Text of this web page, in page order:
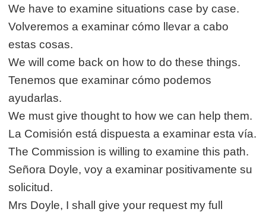
We have to examine situations case by case.
Volveremos a examinar cómo llevar a cabo
estas cosas.
We will come back on how to do these things.
Tenemos que examinar cómo podemos
ayudarlas.
We must give thought to how we can help them.
La Comisión está dispuesta a examinar esta vía.
The Commission is willing to examine this path.
Señora Doyle, voy a examinar positivamente su
solicitud.
Mrs Doyle, I shall give your request my full